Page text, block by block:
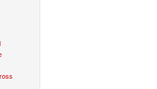
SAÚDE SÊNIOR
DE SAÚDE SÊNIOR
DE SAÚDE SÊNIOR